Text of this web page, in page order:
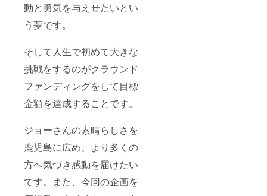
動と勇気を与えせたいとい
う夢です。
そして人生で初めて大きな
挑戦をするのがクラウンド
ファンディングをして目標
金額を達成することです。
ジョーさんの素晴らしさを
鹿児島に広め、より多くの
方へ気づき感動を届けたい
です。また、今回の企画を